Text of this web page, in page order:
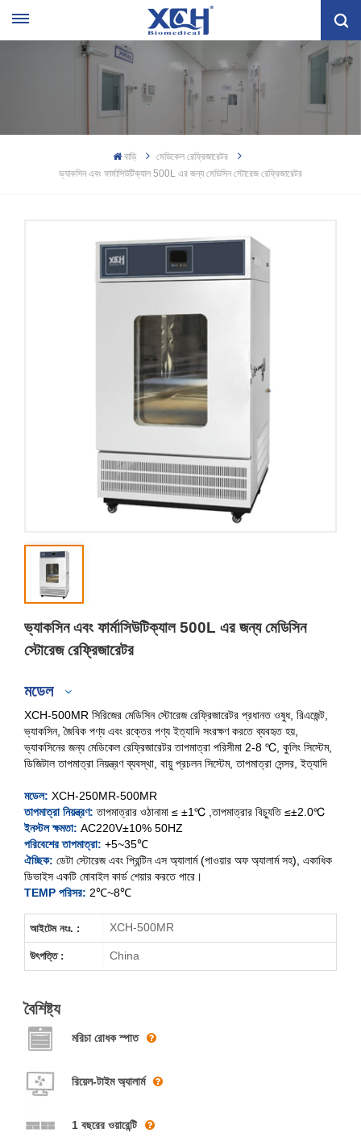
বাড়ি
মেডিকেল রেফ্রিজারেটর
ভ্যাকসিন এবং ফার্মাসিউটিক্যাল 500L এর জন্য মেডিসিন স্টোরেজ রেফ্রিজারেটর
ভ্যাকসিন এবং ফার্মাসিউটিক্যাল 500L এর জন্য মেডিসিন
স্টোরেজ রেফ্রিজারেটর
মডেল
XCH-250MR
XCH-400MR
XCH-500MR
XCH-500MR সিরিজের মেডিসিন স্টোরেজ রেফ্রিজারেটর প্রধানত ওষুধ, রিএজেন্ট,
ভ্যাকসিন, জৈবিক পণ্য এবং রক্তের পণ্য ইত্যাদি সংরক্ষণ করতে ব্যবহৃত হয়,
ভ্যাকসিনের জন্য মেডিকেল রেফ্রিজারেটর তাপমাত্রা পরিসীমা 2-8 ℃, কুলিং সিস্টেম,
ডিজিটাল তাপমাত্রা নিয়ন্ত্রণ ব্যবস্থা, বায়ু প্রচলন সিস্টেম, তাপমাত্রা সেন্সর, ইত্যাদি
মডেল: XCH-250MR-500MR
তাপমাত্রা নিয়ন্ত্রণ: তাপমাত্রার ওঠানামা ≤ ±1℃ ,তাপমাত্রার বিচ্যুতি ≤±2.0℃
ইনস্টল ক্ষমতা: AC220V±10% 50HZ
পরিবেশের তাপমাত্রা: +5~35℃
ঐচ্ছিক: ডেটা স্টোরেজ এবং প্রিন্টিন এস অ্যালার্ম (পাওয়ার অফ অ্যালার্ম সহ), একাধিক
ডিভাইস একটি মোবাইল কার্ড শেয়ার করতে পারে।
TEMP পরিসর: 2℃~8℃
আইটেম নংঃ. : XCH-500MR
উৎপত্তি : China
বৈশিষ্ট্য
মরিচা রোধক স্পাত
রিয়েল-টাইম অ্যালার্ম
1 বছরের ওয়ারেন্টি